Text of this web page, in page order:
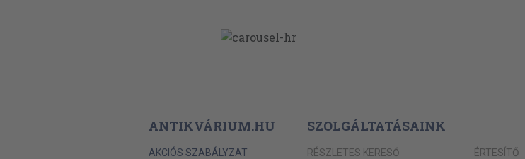
ANTIKVÁRIUM.HU
AKCIÓS SZABÁLYZAT
SZOLGÁLTATÁSAINK
RÉSZLETES KERESŐ ÉRTESÍTŐ